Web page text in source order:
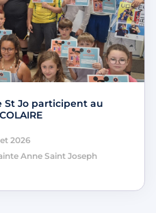
St Jo participent au
2026
Anne Saint Joseph